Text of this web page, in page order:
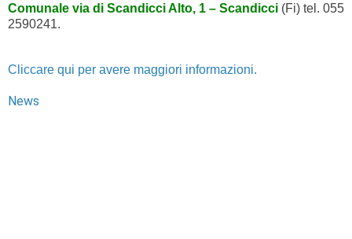
Comunale via di Scandicci Alto, 1 – Scandicci (Fi) tel. 055
2590241.
Cliccare qui per avere maggiori informazioni.
News